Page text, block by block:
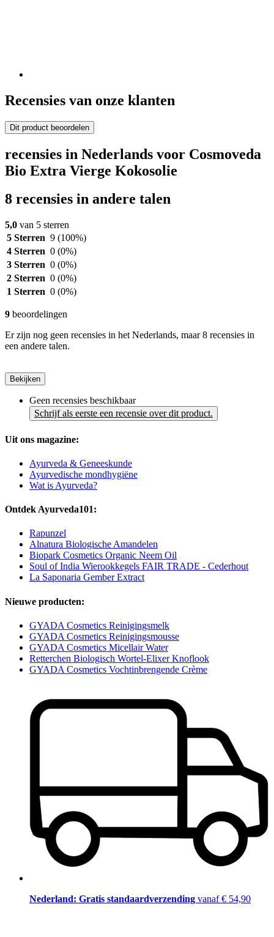
Recensies van onze klanten
Dit product beoordelen
recensies in Nederlands voor Cosmoveda
Bio Extra Vierge Kokosolie
8 recensies in andere talen
5,0 van 5 sterren
5 Sterren 9 (100%)
4 Sterren 0 (0%)
3 Sterren 0 (0%)
2 Sterren 0 (0%)
1 Sterren 0 (0%)
9 beoordelingen
Er zijn nog geen recensies in het Nederlands, maar 8 recensies in
een andere talen.
Bekijken
Geen recensies beschikbaar
Schrijf als eerste een recensie over dit product.
Uit ons magazine:
Ayurveda & Geneeskunde
Ayurvedische mondhygiëne
Wat is Ayurveda?
Ontdek Ayurveda101:
Rapunzel
Alnatura Biologische Amandelen
Biopark Cosmetics Organic Neem Oil
Soul of India Wierookkegels FAIR TRADE - Cederhout
La Saponaria Gember Extract
Nieuwe producten:
GYADA Cosmetics Reinigingsmelk
GYADA Cosmetics Reinigingsmousse
GYADA Cosmetics Micellair Water
Retterchen Biologisch Wortel-Elixer Knoflook
GYADA Cosmetics Vochtinbrengende Crème
Nederland: Gratis standaardverzending vanaf € 54,90